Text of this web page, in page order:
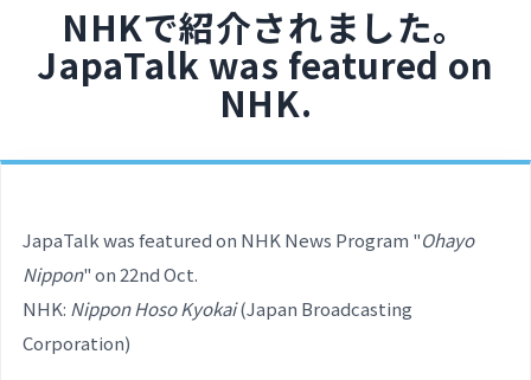
NHKで紹介されました。
JapaTalk was featured on
NHK.
JapaTalk was featured on NHK News Program "Ohayo
Nippon" on 22nd Oct.
NHK: Nippon Hoso Kyokai(Japan Broadcasting
Corporation)